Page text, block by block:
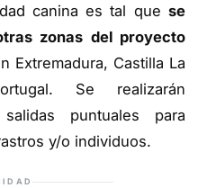
canina es tal que se
zonas del proyecto
Extremadura, Castilla La
Se realizarán
puntuales para
y/o individuos.